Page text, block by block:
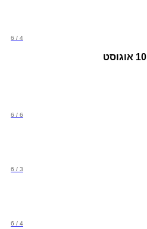
4 / 6
10 אוגוסט
6 / 6
3 / 6
4 / 6